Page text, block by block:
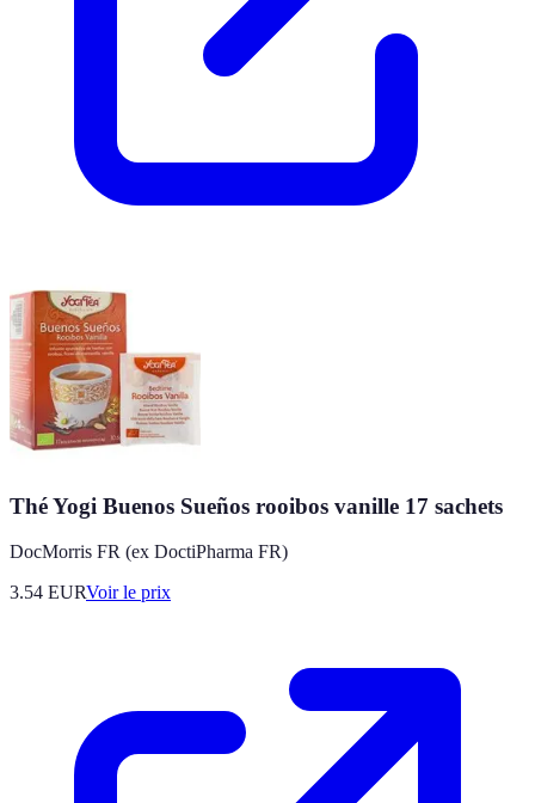
Thé Yogi Buenos Sueños rooibos vanille 17 sachets
DocMorris FR (ex DoctiPharma FR)
3.54 EURVoir le prix